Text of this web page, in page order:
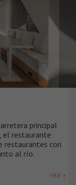
principal
el restaurante
restaurantes con
al río.
VER +